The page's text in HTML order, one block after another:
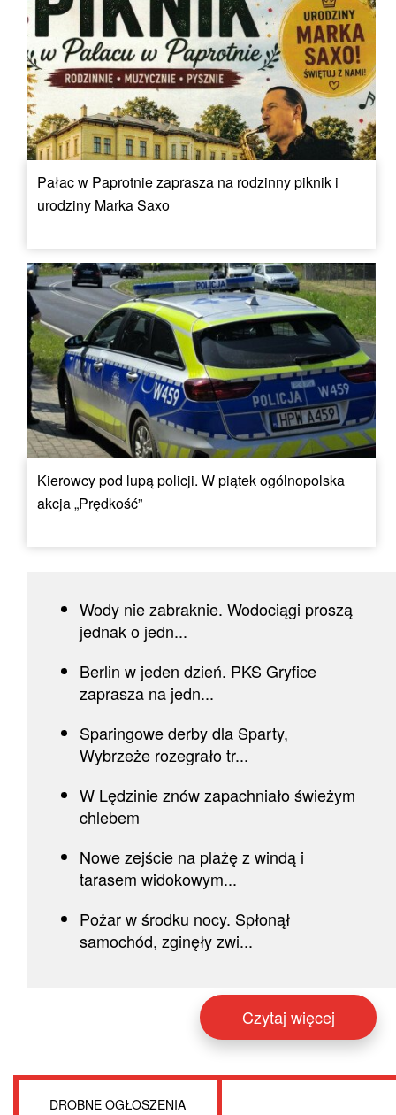
Pałac w Paprotnie zaprasza na rodzinny piknik i
urodziny Marka Saxo
Kierowcy pod lupą policji. W piątek ogólnopolska
akcja „Prędkość”
Wody nie zabraknie. Wodociągi proszą
jednak o jedn...
Berlin w jeden dzień. PKS Gryfice
zaprasza na jedn...
Sparingowe derby dla Sparty,
Wybrzeże rozegrało tr...
W Lędzinie znów zapachniało świeżym
chlebem
Nowe zejście na plażę z windą i
tarasem widokowym...
Pożar w środku nocy. Spłonął
samochód, zginęły zwi...
Czytaj więcej
DROBNE OGŁOSZENIA